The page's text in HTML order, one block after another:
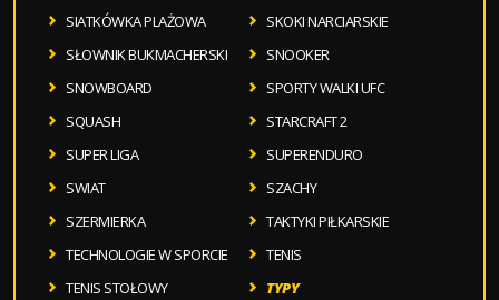
SIATKÓWKA PLAŻOWA
SKOKI NARCIARSKIE
SŁOWNIK BUKMACHERSKI
SNOOKER
SNOWBOARD
SPORTY WALKI UFC
SQUASH
STARCRAFT 2
SUPER LIGA
SUPERENDURO
SWIAT
SZACHY
SZERMIERKA
TAKTYKI PIŁKARSKIE
TECHNOLOGIE W SPORCIE
TENIS
TENIS STOŁOWY
TYPY